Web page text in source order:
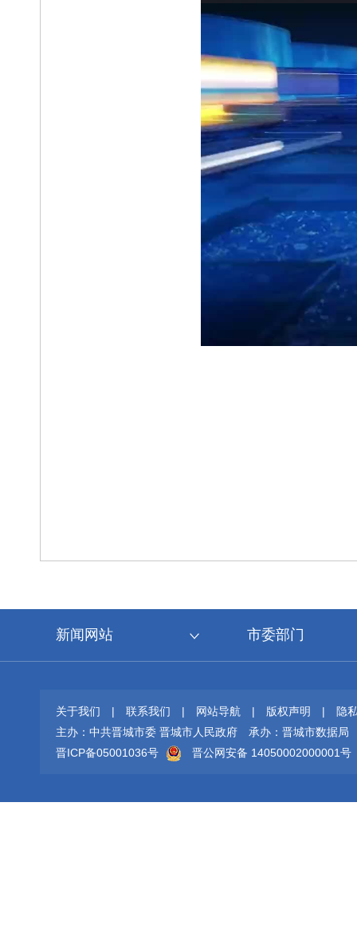
新闻网站 市委部门
关于我们 | 联系我们 | 网站导航 | 版权声明 |
隐
主办：中共晋城市委 晋城市人民政府
承办：晋城市数据局
晋ICP备05001036号
晋公网安备 14050002000001号